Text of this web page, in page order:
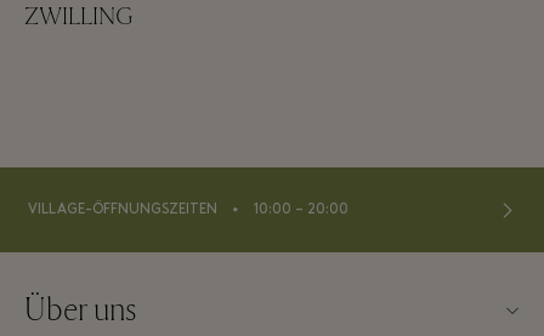
ZWILLING
VILLAGE-ÖFFNUNGSZEITEN ⬩ 10:00 – 20:00
Über uns